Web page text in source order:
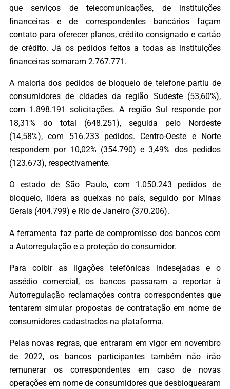
que serviços de telecomunicações, de instituições
financeiras e de correspondentes bancários façam
contato para oferecer planos, crédito consignado e cartão
de crédito. Já os pedidos feitos a todas as instituições
financeiras somaram 2.767.771.
A maioria dos pedidos de bloqueio de telefone partiu de
consumidores de cidades da região Sudeste (53,60%),
com 1.898.191 solicitações. A região Sul responde por
18,31% do total (648.251), seguida pelo Nordeste
(14,58%), com 516.233 pedidos. Centro-Oeste e Norte
respondem por 10,02% (354.790) e 3,49% dos pedidos
(123.673), respectivamente.
O estado de São Paulo, com 1.050.243 pedidos de
bloqueio, lidera as queixas no país, seguido por Minas
Gerais (404.799) e Rio de Janeiro (370.206).
A ferramenta faz parte de compromisso dos bancos com
a Autorregulação e a proteção do consumidor.
Para coibir as ligações telefônicas indesejadas e o
assédio comercial, os bancos passaram a reportar à
Autorregulação reclamações contra correspondentes que
tentarem simular propostas de contratação em nome de
consumidores cadastrados na plataforma.
Pelas novas regras, que entraram em vigor em novembro
de 2022, os bancos participantes também não irão
remunerar os correspondentes em caso de novas
operações em nome de consumidores que desbloquearam